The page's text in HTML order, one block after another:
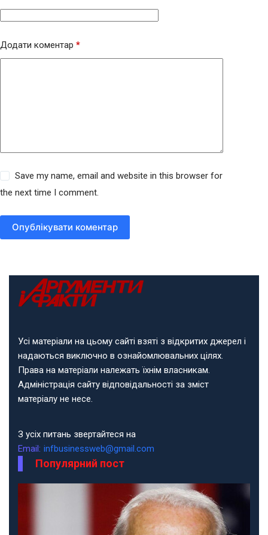
Додати коментар *
Save my name, email and website in this browser for
the next time I comment.
Опублікувати коментар
Усі матеріали на цьому сайті взяті з відкритих джерел і
надаються виключно в ознайомлювальних цілях.
Права на матеріали належать їхнім власникам.
Адміністрація сайту відповідальності за зміст
матеріалу не несе.
З усіх питань звертайтеся на
Email: infbusinessweb@gmail.com
Популярний пост